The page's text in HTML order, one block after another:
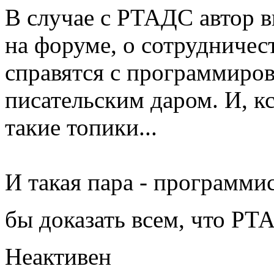
В случае с РТАДС автор
на форуме, о
справятся с
писательским даром. И,
такие топики...
И такая пара -
бы доказать всем, что
Неактивен